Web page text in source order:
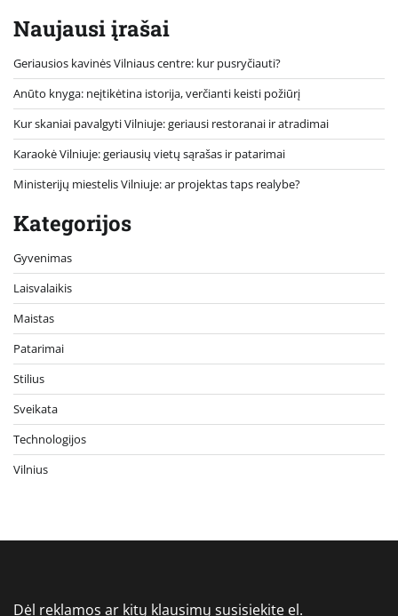
Naujausi įrašai
Geriausios kavinės Vilniaus centre: kur pusryčiauti?
Anūto knyga: neįtikėtina istorija, verčianti keisti požiūrį
Kur skaniai pavalgyti Vilniuje: geriausi restoranai ir atradimai
Karaokė Vilniuje: geriausių vietų sąrašas ir patarimai
Ministerijų miestelis Vilniuje: ar projektas taps realybe?
Kategorijos
Gyvenimas
Laisvalaikis
Maistas
Patarimai
Stilius
Sveikata
Technologijos
Vilnius
Dėl reklamos ar kitų klausimų susisiekite el.